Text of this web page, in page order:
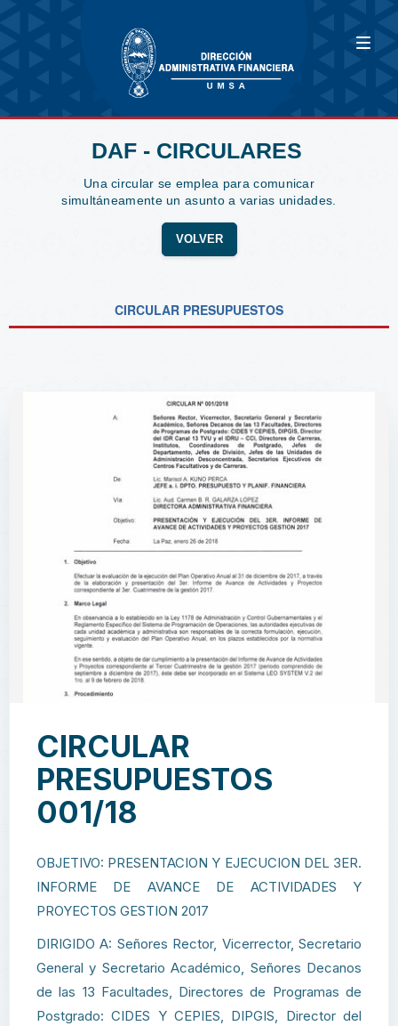
DAF - CIRCULARES
Una circular se emplea para comunicar
simultáneamente un asunto a varias unidades.
VOLVER
CIRCULAR PRESUPUESTOS
CIRCULAR
PRESUPUESTOS
001/18
OBJETIVO: PRESENTACION Y EJECUCION DEL 3ER.
INFORME DE AVANCE DE ACTIVIDADES Y
PROYECTOS GESTION 2017
DIRIGIDO A: Señores Rector, Vicerrector, Secretario
General y Secretario Académico, Señores Decanos
de las 13 Facultades, Directores de Programas de
Postgrado: CIDES Y CEPIES, DIPGIS, Director del